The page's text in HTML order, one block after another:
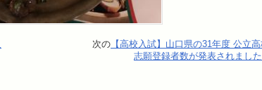
次の 【高校入試】山口県の31年度 公立
志願登録者数が発表されました